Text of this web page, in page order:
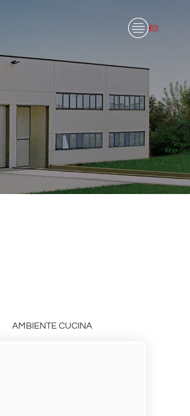
AMBIENTE CUCINA